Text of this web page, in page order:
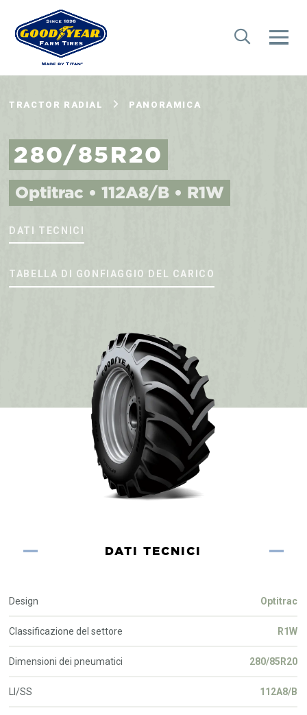
TRACTOR RADIAL PANORAMICA
280/85R20
Optitrac • 112A8/B • R1W
DATI TECNICI
TABELLA DI GONFIAGGIO DEL CARICO
DATI TECNICI
Design Optitrac
Classificazione del settore R1W
Dimensioni dei pneumatici 280/85R20
LI/SS 112A8/B